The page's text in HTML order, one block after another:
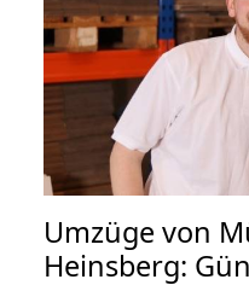
Umzüge von
Heinsberg: